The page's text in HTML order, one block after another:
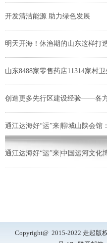
开发清洁能源 助力绿色发展
明天开海！休渔期的山东这样打
山东8488家零售药店11314家村
创造更多先行区建设经验——各
通江达海好“运”来|聊城山陕会馆
通江达海好“运”来|中国运河文化
Copyright@ 2015-2022 走起版